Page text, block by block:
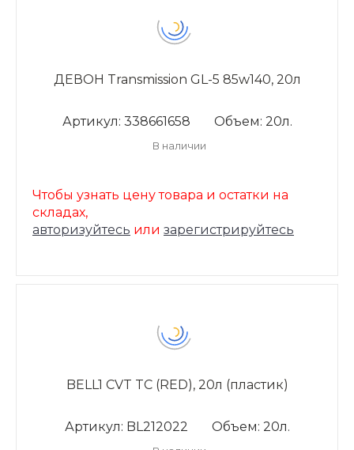
ДЕВОН Transmission GL-5 85w140, 20л
Артикул: 338661658 Объем: 20л.
В наличии
Чтобы узнать цену товара и остатки на
складах,
авторизуйтесь или зарегистрируйтесь
BELL1 CVT TC (RED), 20л (пластик)
Артикул: BL212022 Объем: 20л.